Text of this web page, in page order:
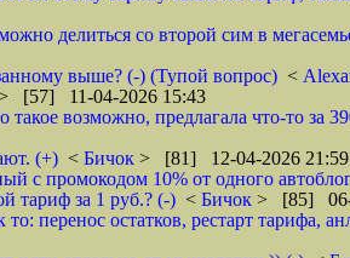
делиться со второй сим в
выше? (-) (Тупой вопрос) <
[57] 11-04-2026 15:43
возможно, предлагала что-то
(+) < Бичок > [81] 12-04-2026 21:59
с промокодом 10% от одного
тариф за 1 руб.? (-) < Бичок > [85] 06-
перенос остатков, рестарт